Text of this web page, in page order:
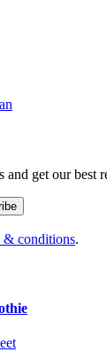
get our best
& conditions.